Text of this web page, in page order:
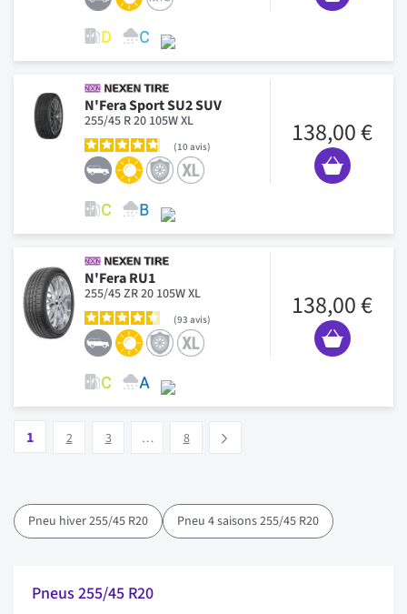
N'Fera Sport SU2 SUV
255/45 R 20 105W XL
10avis 138,00 €
N'Fera RU1
255/45 ZR 20 105W XL
93 avis 138,00 €
Vous lisez actuellement la page
1 2 3 … 8
Pneu hiver 255/45 R20 Pneu 4 saisons 255/45 R20
Pneus 255/45 R20